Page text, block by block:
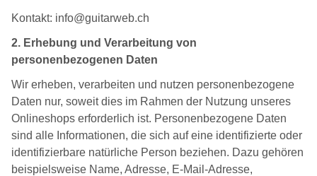
Kontakt: info@guitarweb.ch
2. Erhebung und Verarbeitung von
personenbezogenen Daten
Wir erheben, verarbeiten und nutzen personenbezogene
Daten nur, soweit dies im Rahmen der Nutzung unseres
Onlineshops erforderlich ist. Personenbezogene Daten
sind alle Informationen, die sich auf eine identifizierte oder
identifizierbare natürliche Person beziehen. Dazu gehören
beispielsweise Name, Adresse, E-Mail-Adresse,